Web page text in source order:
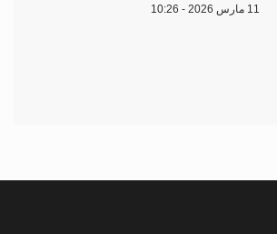
11 مارس 2026 - 10:26